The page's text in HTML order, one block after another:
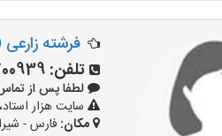
فرشته
تلفن:
لطفا پس از تماس با
سایت هزار
مکان: فارس -